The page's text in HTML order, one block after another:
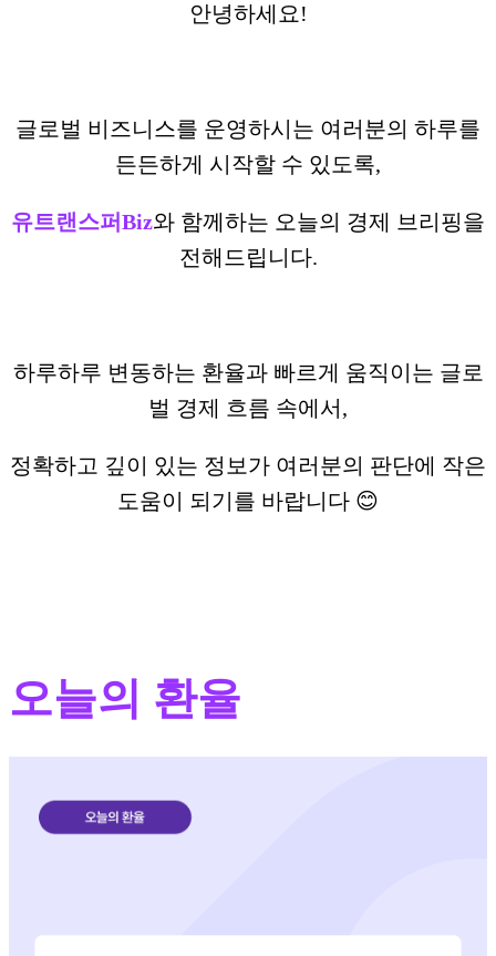
안녕하세요!
글로벌 비즈니스를 운영하시는 여러분의 하루를
든든하게 시작할 수 있도록,
유트랜스퍼Biz와 함께하는 오늘의 경제 브리핑을
전해드립니다.
하루하루 변동하는 환율과 빠르게 움직이는 글로
벌 경제 흐름 속에서,
정확하고 깊이 있는 정보가 여러분의 판단에 작은
도움이 되기를 바랍니다 😊
오늘의 환율